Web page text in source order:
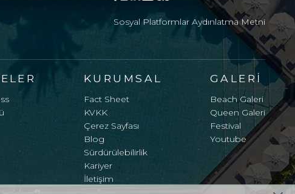
Sosyal Platformlar Aydınlatma Metni
KURUMSAL
Fact Sheet
KVKK
Çerez Sayfası
Blog
Sürdürülebilirlik
Kariyer
İletişim
GALERI
Beach Galeri
Queen Galeri
Festival
Youtube